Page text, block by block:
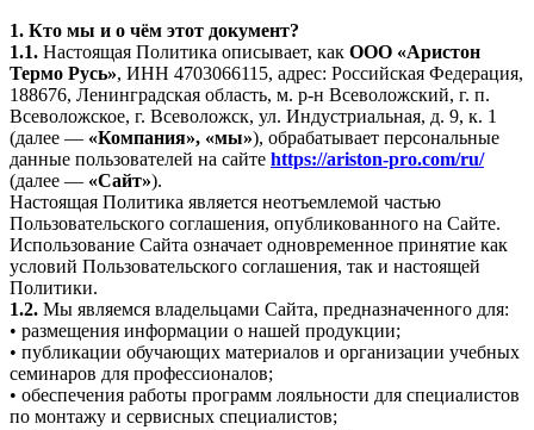
1. Кто мы и о чём этот документ?
1.1. Настоящая Политика описывает, как ООО «Аристон
Термо Русь», ИНН 4703066115, адрес: Российская Федерация,
188676, Ленинградская область, м. р-н Всеволожский, г. п.
Всеволожское, г. Всеволожск, ул. Индустриальная, д. 9, к. 1
(далее — «Компания», «мы»), обрабатывает персональные
данные пользователей на сайте https://ariston-pro.com/ru/
(далее — «Сайт»).
Настоящая Политика является неотъемлемой частью
Пользовательского соглашения, опубликованного на Сайте.
Использование Сайта означает одновременное принятие как
условий Пользовательского соглашения, так и настоящей
Политики.
1.2. Мы являемся владельцами Сайта, предназначенного для:
• размещения информации о нашей продукции;
• публикации обучающих материалов и организации учебных
семинаров для профессионалов;
• обеспечения работы программ лояльности для специалистов
по монтажу и сервисных специалистов;